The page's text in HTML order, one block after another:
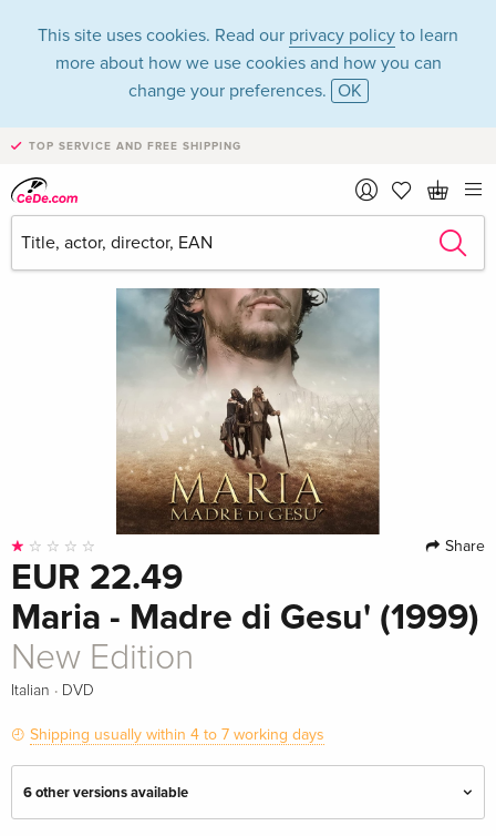
This site uses cookies. Read our privacy policy to learn
more about how we use cookies and how you can
change your preferences. OK
TOP SERVICE AND FREE SHIPPING
Share
EUR 22.49
Maria - Madre di Gesu' (1999)
New Edition
Italian · DVD
Shipping usually within 4 to 7 working days
6 other versions available